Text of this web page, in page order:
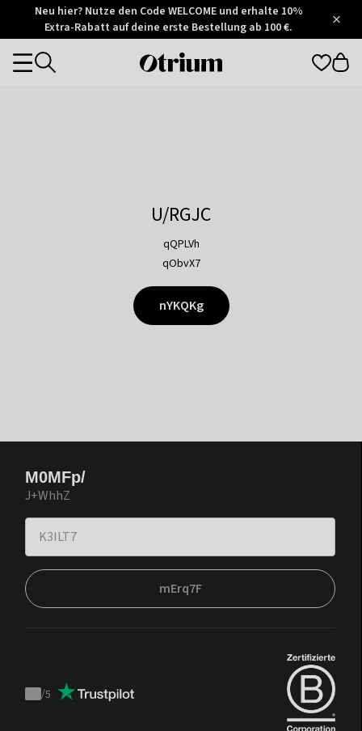
Otrium
Trustpilot
Neu hier? Nutze den Code WELCOME und erhalte 10%
Extra-Rabatt auf deine erste Bestellung ab 100 €.
Otrium
Categories
U/RGJC
qQPLVh
qObvX7
nYKQKg
M0MFp/
J+WhhZ
mErq7F
Trustpilot
/5